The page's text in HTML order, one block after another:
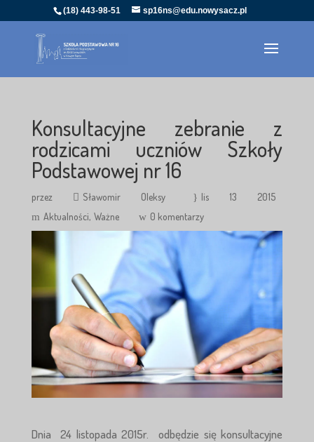
(18) 443-98-51 sp16ns@edu.nowysacz.pl
Konsultacyjne zebranie z
rodzicami uczniów Szkoły
Podstawowej nr 16
przez Sławomir Oleksy
lis 13 2015
Aktualności Ważne 0 komentarzy
Dnia 24 listopada 2015r. odbędzie się konsultacyjne